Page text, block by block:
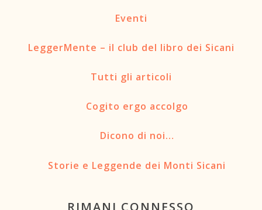
Eventi
LeggerMente – il club del libro dei Sicani
Tutti gli articoli
Cogito ergo accolgo
Dicono di noi…
Storie e Leggende dei Monti Sicani